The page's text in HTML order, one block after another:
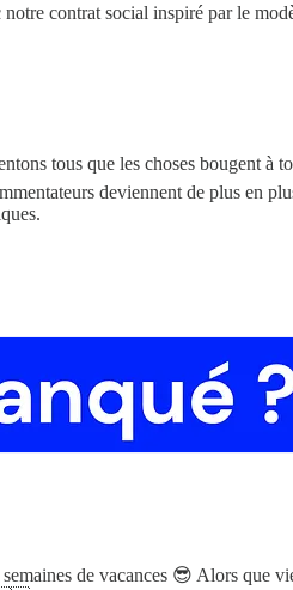
contrat social inspiré par le
tous que les choses bougent à
deviennent de plus
de vacances 😎 Alors que